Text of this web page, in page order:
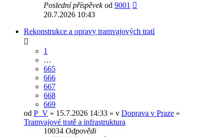
Poslední příspěvekod 9001
20.7.2026 10:43
Rekonstrukce a opravy tramvajových tratí
1
…
665
666
667
668
669
od P_V » 15.7.2026 14:33 » v Doprava v Praze »
Tramvajové tratě a infrastruktura
10034 Odpovědi